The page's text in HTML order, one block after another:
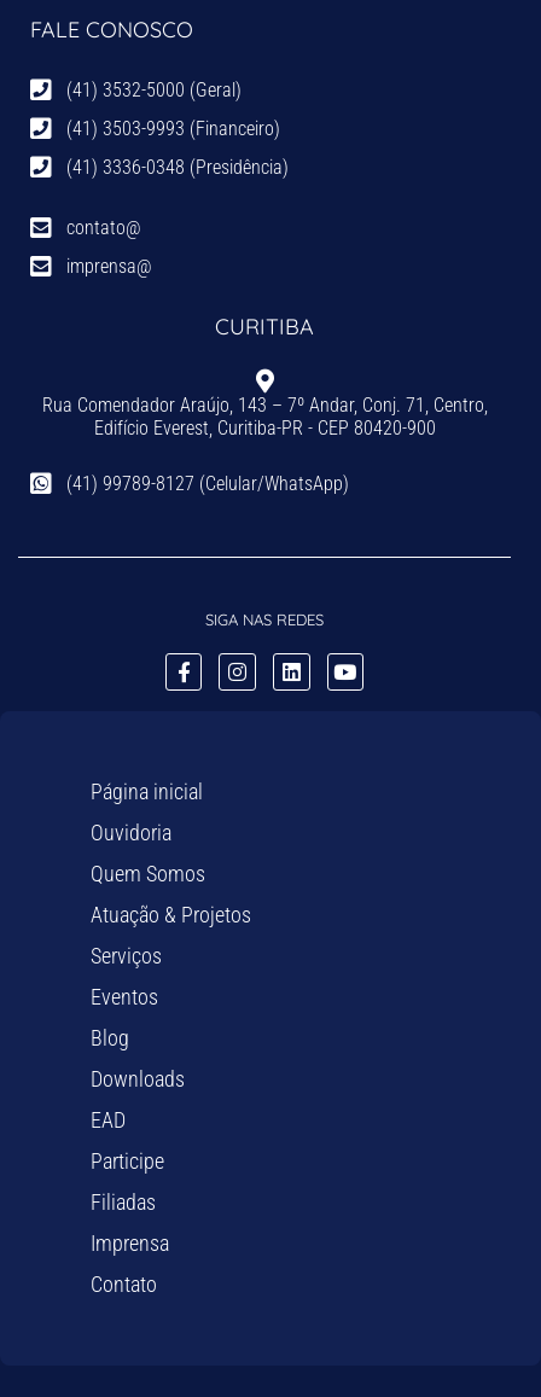
FALE CONOSCO
(41) 3532-5000 (Geral)
(41) 3503-9993 (Financeiro)
(41) 3336-0348 (Presidência)
contato@
imprensa@
CURITIBA
Rua Comendador Araújo, 143 – 7º Andar, Conj. 71, Centro,
Edifício Everest, Curitiba-PR - CEP 80420-900
(41) 99789-8127 (Celular/WhatsApp)
SIGA NAS REDES
Página inicial
Ouvidoria
Quem Somos
Atuação & Projetos
Serviços
Eventos
Blog
Downloads
EAD
Participe
Filiadas
Imprensa
Contato